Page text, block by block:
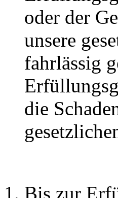
oder der
unsere
fahrlässig
die
Bis zur